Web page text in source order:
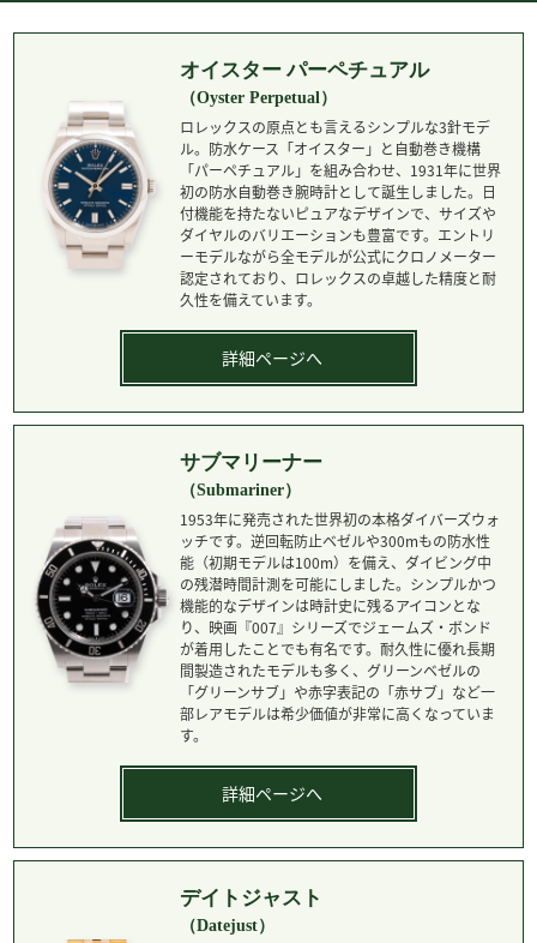
オイスター パーペチュアル
（Oyster Perpetual）
ロレックスの原点とも言えるシンプルな3針モデ
ル。防水ケース「オイスター」と自動巻き機構
「パーペチュアル」を組み合わせ、1931年に世界
初の防水自動巻き腕時計として誕生しました。日
付機能を持たないピュアなデザインで、サイズや
ダイヤルのバリエーションも豊富です。エントリ
ーモデルながら全モデルが公式にクロノメーター
認定されており、ロレックスの卓越した精度と耐
久性を備えています。
詳細ページへ
サブマリーナー
（Submariner）
1953年に発売された世界初の本格ダイバーズウォ
ッチです。逆回転防止ベゼルや300mもの防水性
能（初期モデルは100m）を備え、ダイビング中
の残潜時間計測を可能にしました。シンプルかつ
機能的なデザインは時計史に残るアイコンとな
り、映画『007』シリーズでジェームズ・ボンド
が着用したことでも有名です。耐久性に優れ長期
間製造されたモデルも多く、グリーンベゼルの
「グリーンサブ」や赤字表記の「赤サブ」など一
部レアモデルは希少価値が非常に高くなっていま
す。
詳細ページへ
デイトジャスト
（Datejust）